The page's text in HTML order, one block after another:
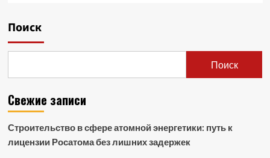
Поиск
Поиск
Свежие записи
Строительство в сфере атомной энергетики: путь к
лицензии Росатома без лишних задержек